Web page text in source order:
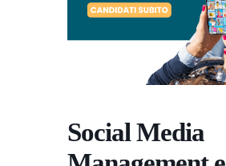
Social Media